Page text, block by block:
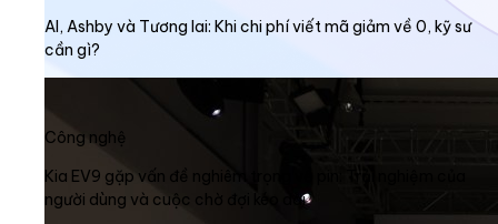
AI, Ashby và Tương lai: Khi chi phí viết mã giảm về 0, kỹ sư
cần gì?
Công nghệ
Kia EV9 gặp vấn đề nghiêm trọng về pin: Trải nghiệm của
người dùng và cuộc chờ đợi kéo dài